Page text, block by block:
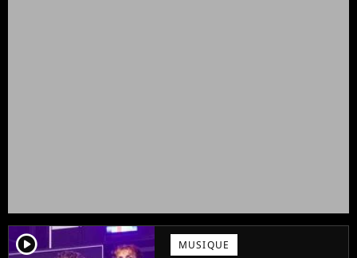
player2 MUSIQUE